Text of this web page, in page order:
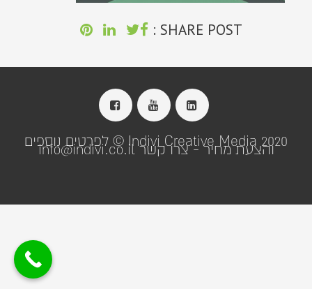
SHARE POST :
Indivi Creative Media 2020 © לפרטים נוספים והצעת מחיר - צרו קשר info@indivi.co.il